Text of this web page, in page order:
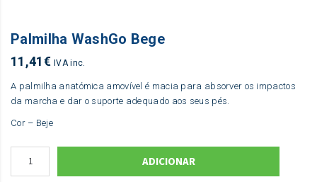
Palmilha WashGo Bege
11,41€ IVA inc.
A palmilha anatómica amovível é macia para absorver os impactos
da marcha e dar o suporte adequado aos seus pés.
Cor – Beje
ADICIONAR